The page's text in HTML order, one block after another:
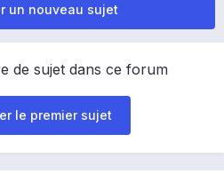
un nouveau sujet
de sujet dans ce forum
le premier sujet